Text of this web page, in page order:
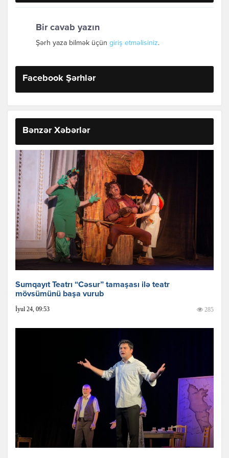
Bir cavab yazın
Şərh yaza bilmək üçün giriş etməlisiniz.
Facebook Şərhlər
Bənzər Xəbərlər
Sumqayıt Teatrı “Cəsur” tamaşası ilə teatr
mövsümünü başa vurub
İyul 24, 09:53 285